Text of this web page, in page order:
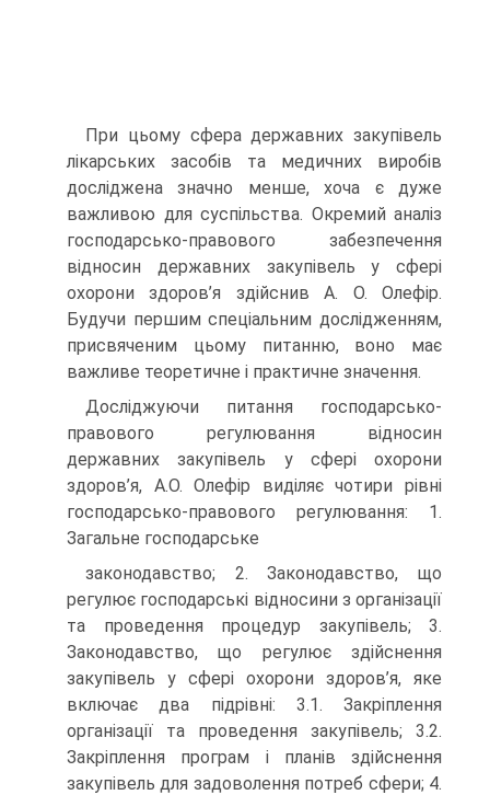
При цьому сфера державних закупівель
лікарських засобів та медичних виробів
досліджена значно менше, хоча є дуже
важливою для суспільства. Окремий аналіз
господарсько-правового забезпечення
відносин державних закупівель у сфері
охорони здоров’я здійснив А. О. Олефір.
Будучи першим спеціальним дослідженням,
присвяченим цьому питанню, воно має
важливе теоретичне і практичне значення.
Досліджуючи питання господарсько-
правового регулювання відносин
державних закупівель у сфері охорони
здоров’я, А.О. Олефір виділяє чотири рівні
господарсько-правового регулювання: 1.
Загальне господарське
законодавство; 2. Законодавство, що
регулює господарські відносини з організації
та проведення процедур закупівель; 3.
Законодавство, що регулює здійснення
закупівель у сфері охорони здоров’я, яке
включає два підрівні: 3.1. Закріплення
організації та проведення закупівель; 3.2.
Закріплення програм і планів здійснення
закупівель для задоволення потреб сфери; 4.